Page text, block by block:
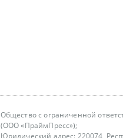
Общество с ограниченной
(ООО «ПраймПресс»);
Юридический адрес: 220074,